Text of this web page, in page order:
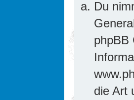
Du
phpBB
die Art